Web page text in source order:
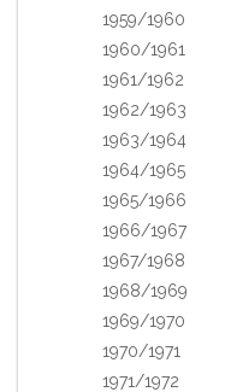
1959/1960
1960/1961
1961/1962
1962/1963
1963/1964
1964/1965
1965/1966
1966/1967
1967/1968
1968/1969
1969/1970
1970/1971
1971/1972